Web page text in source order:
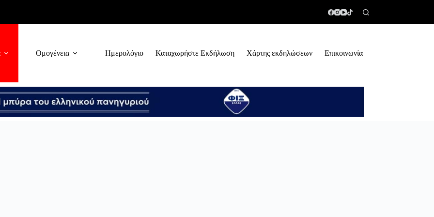
Ομογένεια Ημερολόγιο Καταχωρήστε Εκδήλωση Χάρτης εκδηλώσεων Επικοινωνία